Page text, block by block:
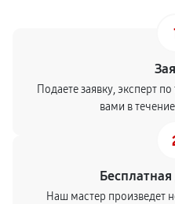
Подаете заявку, эксперт
вами в
Наш мастер произведет